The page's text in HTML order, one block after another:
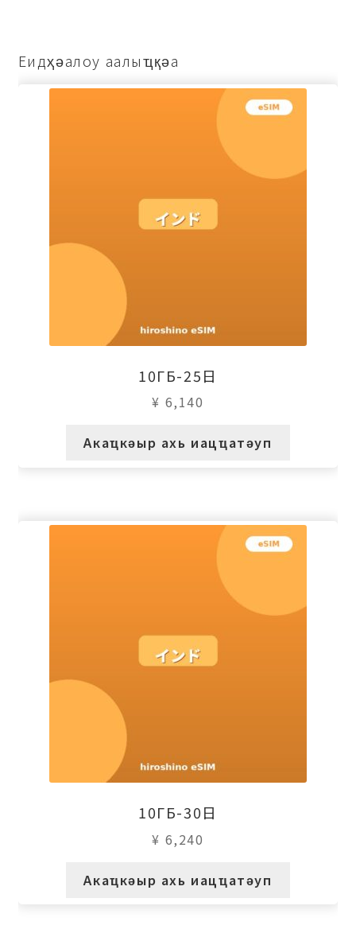
Еидҳәалоу аалыҵқәа
10ГБ-25日
¥ 6,140
Акаҵкәыр ахь иацҵатәуп
10ГБ-30日
¥ 6,240
Акаҵкәыр ахь иацҵатәуп